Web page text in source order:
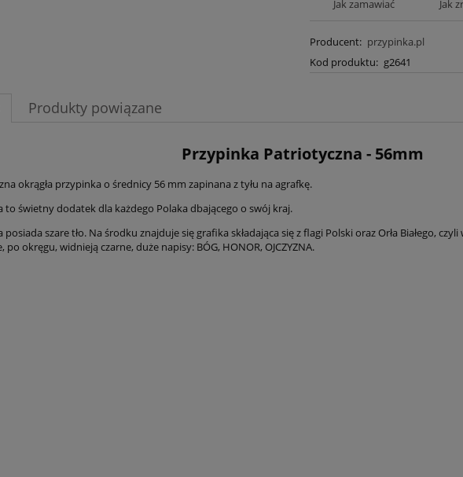
Jak zamawiać Jak
Producent: przypinka.pl
Kod produktu: g2641
Produkty powiązane
Przypinka Patriotyczna - 56mm
okrągła przypinka o średnicy 56 mm zapinana z tyłu na agrafkę.
to świetny dodatek dla każdego Polaka dbającego o swój kraj.
posiada szare tło. Na środku znajduje się grafika składająca się z flagi Polski oraz Orła Białego,
po okręgu, widnieją czarne, duże napisy: BÓG, HONOR, OJCZYZNA.